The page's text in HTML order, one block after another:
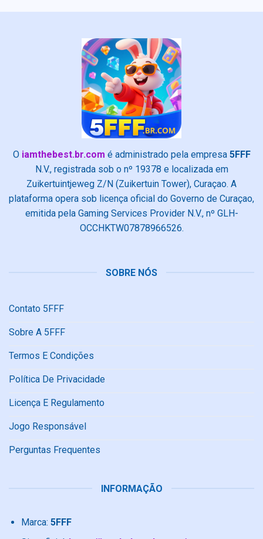
O iamthebest.br.com é administrado pela empresa 5FFF
N.V., registrada sob o nº 19378 e localizada em
Zuikertuintjeweg Z/N (Zuikertuin Tower), Curaçao. A
plataforma opera sob licença oficial do Governo de Curaçao,
emitida pela Gaming Services Provider N.V., nº GLH-
OCCHKTW07878966526.
SOBRE NÓS
Contato 5FFF
Sobre A 5FFF
Termos E Condições
Política De Privacidade
Licença E Regulamento
Jogo Responsável
Perguntas Frequentes
INFORMAÇÃO
Marca: 5FFF